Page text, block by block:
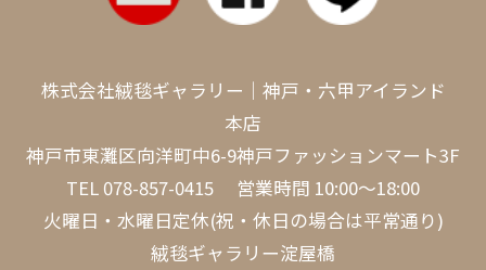
株式会社絨毯ギャラリー｜神戸・六甲アイランド
本店
神戸市東灘区向洋町中6-9神戸ファッションマート3F
TEL 078-857-0415 営業時間 10:00～18:00
火曜日・水曜日定休(祝・休日の場合は平常通り)
絨毯ギャラリー淀屋橋